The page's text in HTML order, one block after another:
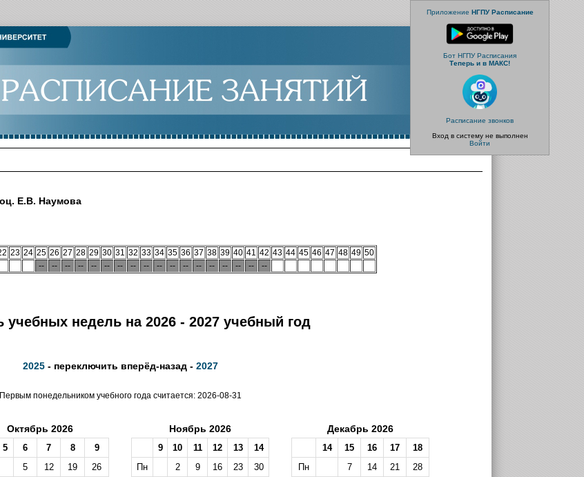
Приложение НГПУ Расписание
Бот НГПУ Расписания
Теперь и в МАКС!
Расписание звонков
Вход в систему не выполнен
Войти
Е.В. Наумова
23 24 25 26 27 28 29 30 31 32 33 34 35 36 37 38 39 40 41 42 43 44 45 46 47 48 49 50
--
-- -- -- -- -- -- -- -- -- -- -- -- -- -- -- -- --
учебных недель на 2026 - 2027 учебный год
2025- переключить вперёд-назад - 2027
Первым понедельником учебного года считается: 2026-08-31
Октябрь 2026
5 6 7 8
9
5 12 19
26
Ноябрь 2026
9 10 11 12 13
14
Пн
2 9 16 23
30
Декабрь 2026
14 15 16 17
18
Пн
7 14 21
28